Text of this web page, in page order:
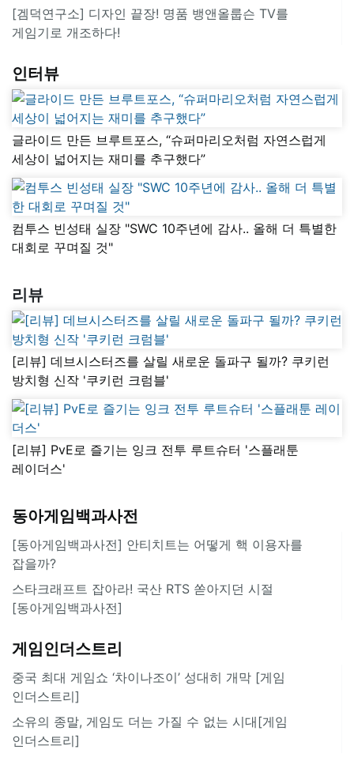
[겜덕연구소] 디자인 끝장! 명품 뱅앤올룹슨 TV를
게임기로 개조하다!
인터뷰
글라이드 만든 브루트포스, “슈퍼마리오처럼 자연스럽게
세상이 넓어지는 재미를 추구했다”
컴투스 빈성태 실장 "SWC 10주년에 감사.. 올해 더 특별한
대회로 꾸며질 것"
리뷰
[리뷰] 데브시스터즈를 살릴 새로운 돌파구 될까? 쿠키런
방치형 신작 '쿠키런 크럼블'
[리뷰] PvE로 즐기는 잉크 전투 루트슈터 '스플래툰
레이더스'
동아게임백과사전
[동아게임백과사전] 안티치트는 어떻게 핵 이용자를
잡을까?
스타크래프트 잡아라! 국산 RTS 쏟아지던 시절
[동아게임백과사전]
게임인더스트리
중국 최대 게임쇼 ‘차이나조이’ 성대히 개막 [게임
인더스트리]
소유의 종말, 게임도 더는 가질 수 없는 시대[게임
인더스트리]